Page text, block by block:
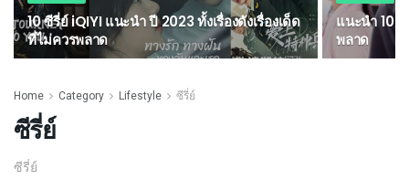
10 ซีรี่ย์ iQIYI แนะนํา ปี 2023 ทั้งเรื่องดังเรื่องเด็ด
ที่ไม่ควรพลาด
แนะนำ 10
พลาด
Home Category Lifestyle ซีรี่ย์
ซีรี่ย์
ซีรี่ย์